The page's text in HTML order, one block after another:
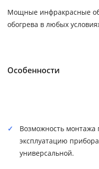
Мощные инфракрасные
обогрева в любых
Особенности
Возможность монтажа
эксплуатацию
универсальной.